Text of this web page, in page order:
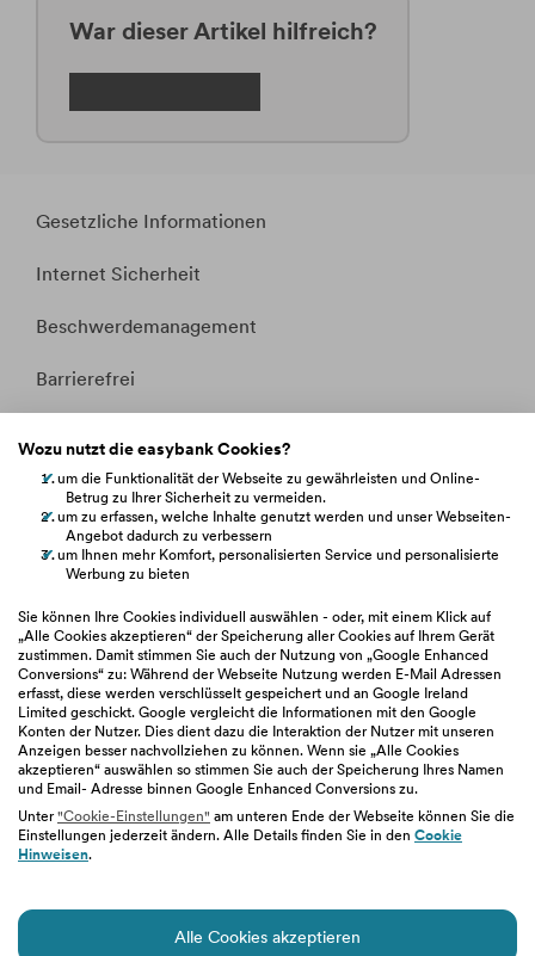
War dieser Artikel hilfreich?
Gesetzliche Informationen
Internet Sicherheit
Beschwerdemanagement
Barrierefrei
Whistleblowing
easybank.at
bawag.at
bawaggroup.com
Nutzungsbedingungen |
Wozu nutzt die easybank Cookies?
um die Funktionalität der Webseite zu gewährleisten und Online-
Betrug zu Ihrer Sicherheit zu vermeiden.
um zu erfassen, welche Inhalte genutzt werden und unser Webseiten-
Angebot dadurch zu verbessern
um Ihnen mehr Komfort, personalisierten Service und personalisierte
Werbung zu bieten
Sie können Ihre Cookies individuell auswählen - oder, mit einem Klick auf
„Alle Cookies akzeptieren“ der Speicherung aller Cookies auf Ihrem Gerät
zustimmen. Damit stimmen Sie auch der Nutzung von „Google Enhanced
Conversions“ zu: Während der Webseite Nutzung werden E-Mail Adressen
erfasst, diese werden verschlüsselt gespeichert und an Google Ireland
Limited geschickt. Google vergleicht die Informationen mit den Google
Konten der Nutzer. Dies dient dazu die Interaktion der Nutzer mit unseren
Anzeigen besser nachvollziehen zu können. Wenn sie „Alle Cookies
akzeptieren“ auswählen so stimmen Sie auch der Speicherung Ihres Namen
und Email- Adresse binnen Google Enhanced Conversions zu.
Unter"Cookie-Einstellungen" am unteren Ende der Webseite können Sie die
Einstellungen jederzeit ändern. Alle Details finden Sie in den Cookie
Hinweisen.
Alle Cookies akzeptieren